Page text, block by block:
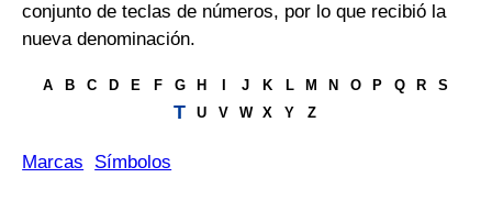
conjunto de teclas de números, por lo que recibió la
nueva denominación.
A B C D E F G H J K L M N O P Q R S
T U V W X Y Z
Marcas Símbolos